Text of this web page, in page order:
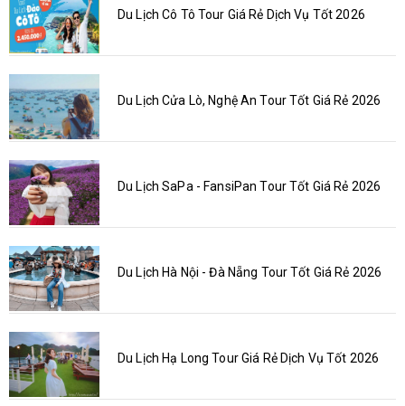
Du Lịch Cô Tô Tour Giá Rẻ Dịch Vụ Tốt 2026
Du Lịch Cửa Lò, Nghệ An Tour Tốt Giá Rẻ 2026
Du Lịch SaPa - FansiPan Tour Tốt Giá Rẻ 2026
Du Lịch Hà Nội - Đà Nẵng Tour Tốt Giá Rẻ 2026
Du Lịch Hạ Long Tour Giá Rẻ Dịch Vụ Tốt 2026